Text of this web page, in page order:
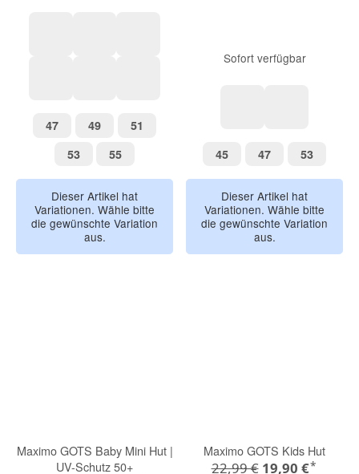
graublau-schmetterling
4747 4949 51
5353 5555
Dieser Artikel hat
Variationen. Wähle bitte
die gewünschte Variation
aus.
Sofort verfügbar
4545 4747 5353
Dieser Artikel hat
Variationen. Wähle bitte
die gewünschte Variation
aus.
Maximo GOTS Baby Mini Hut |
UV-Schutz 50+
Maximo GOTS Kids Hut
22,99 € 19,90 €*